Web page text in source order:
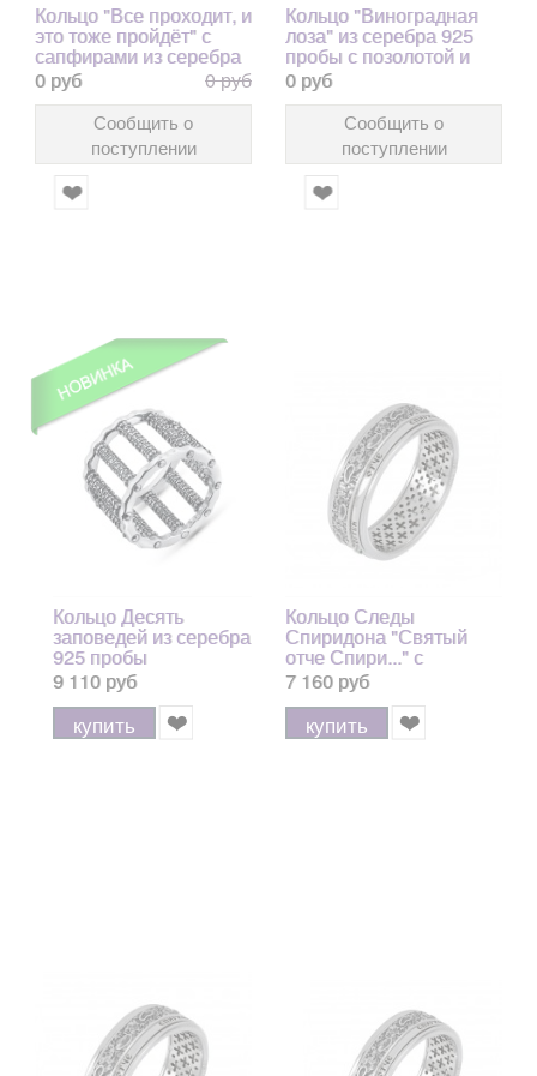
Кольцо "Все проходит, и
это тоже пройдёт" с
сапфирами из серебра
925 пробы
0 руб 0 руб
Сообщить о
поступлении
Кольцо "Виноградная
лоза" из серебра 925
пробы с позолотой и
чернением
0 руб
Сообщить о
поступлении
Кольцо Десять
заповедей из серебра
925 пробы
9 110 руб
купить
Кольцо Следы
Спиридона "Святый
отче Спири..." с
гранатом из серебра
925 пробы с позолотой
999, 7 мм
7 160 руб
купить